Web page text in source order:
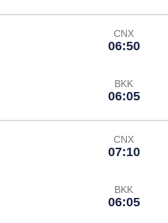
CNX
06:50
BKK
06:05
CNX
07:10
BKK
06:05